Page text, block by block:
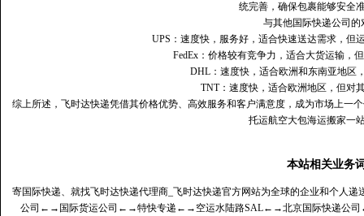
统完善，确保包裹能够安全
与其他国际快递公司的
UPS：速度快，服务好，适合快速送达需求，但
FedEx：价格较有竞争力，适合大货运输，
DHL：速度快，适合欧洲和东南亚地区
TNT：速度快，适合欧洲地区，但对
综上所述，飞时达快递凭借其价格优势、高效服务和客户满意度，成为市场上一
托运航空大包海运搬家一
本站相关业务
寄国际快递、就找飞时达快递代理商_飞时达快递官方网站为全球的企业和个人递
公司 ←→ 国际货运公司 ←→特快专递 ←→ 空运水陆路SAL←→北京国际快递公司